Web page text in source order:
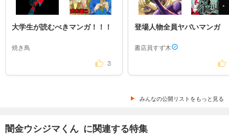
大学生が読むべきマンガ！！！
焼き鳥
3
登場人物全員ヤバいマンガ
書店員すず木
みんなの公開リストをもっと見る
闇金ウシジマくん に関連する特集